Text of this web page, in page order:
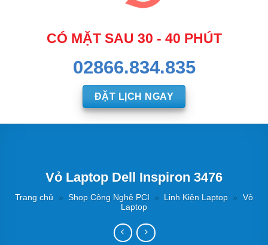
CÓ MẶT SAU 30 - 40 PHÚT
02866.834.835
ĐẶT LỊCH NGAY
Vỏ Laptop Dell Inspiron 3476
Trang chủ » Shop Công Nghệ PCI » Linh Kiện Laptop »
Vỏ
Laptop